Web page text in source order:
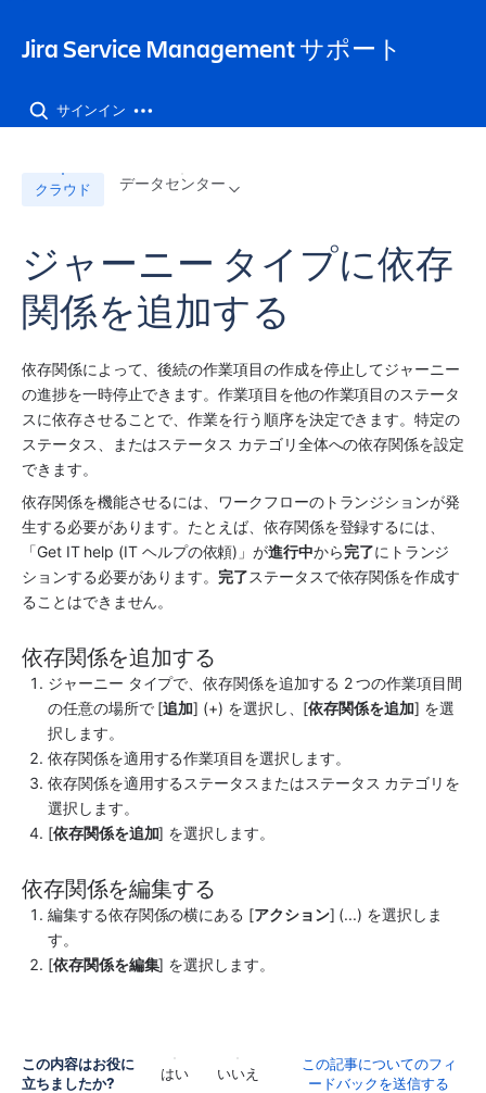
Jira Service Management サポート
サインイン
クラウド データセンター
ジャーニー タイプに依存
関係を追加する
依存関係によって、後続の作業項目の作成を停止してジャーニー
の進捗を一時停止できます。作業項目を他の作業項目のステータ
スに依存させることで、作業を行う順序を決定できます。特定の
ステータス、またはステータス カテゴリ全体への依存関係を設定
できます。
依存関係を機能させるには、ワークフローのトランジションが発
生する必要があります。たとえば、依存関係を登録するには、
「Get IT help (IT ヘルプの依頼)」が進行中から完了にトランジ
ションする必要があります。 完了ステータスで依存関係を作成す
ることはできません。
依存関係を追加する
ジャーニー タイプで、依存関係を追加する 2 つの作業項目間
の任意の場所で [追加] (+) を選択し、[依存関係を追加] を選
択します。
依存関係を適用する作業項目を選択します。
依存関係を適用するステータスまたはステータス カテゴリを
選択します。
[依存関係を追加] を選択します。
依存関係を編集する
編集する依存関係の横にある [アクション] (...) を選択しま
す。
[依存関係を編集] を選択します。
この内容はお役に
立ちましたか?
はい いいえ
この記事についてのフィ
ードバックを送信する